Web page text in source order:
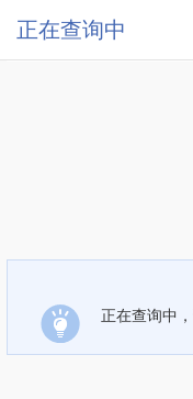
正在查询中
正在查询中